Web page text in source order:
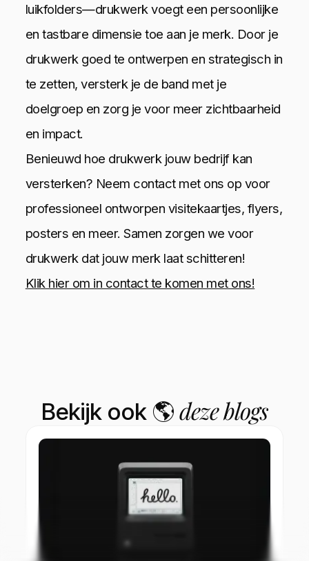
luikfolders—drukwerk voegt een persoonlijke
en tastbare dimensie toe aan je merk. Door je
drukwerk goed te ontwerpen en strategisch in
te zetten, versterk je de band met je
doelgroep en zorg je voor meer zichtbaarheid
en impact.
Benieuwd hoe drukwerk jouw bedrijf kan
versterken? Neem contact met ons op voor
professioneel ontworpen visitekaartjes, flyers,
posters en meer. Samen zorgen we voor
drukwerk dat jouw merk laat schitteren!
Klik hier om in contact te komen met ons!
Bekijk ook 🌎 deze blogs